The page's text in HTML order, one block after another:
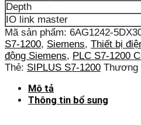
Depth
IO link master
Mã sản phẩm: 6AG1242-
S7-1200, Siemens, Thiết bị
động Siemens, PLC S7-1200
Thẻ: SIPLUS S7-1200 Thương
Mô tả
Thông tin bổ sung